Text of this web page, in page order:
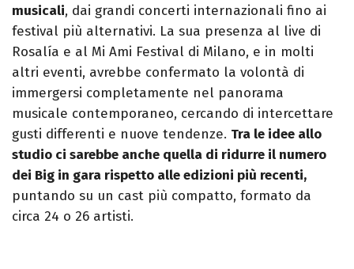
musicali, dai grandi concerti internazionali fino ai
festival più alternativi. La sua presenza al live di
Rosalía e al Mi Ami Festival di Milano, e in molti
altri eventi, avrebbe confermato la volontà di
immergersi completamente nel panorama
musicale contemporaneo, cercando di intercettare
gusti differenti e nuove tendenze. Tra le idee allo
studio ci sarebbe anche quella di ridurre il numero
dei Big in gara rispetto alle edizioni più recenti,
puntando su un cast più compatto, formato da
circa 24 o 26 artisti.